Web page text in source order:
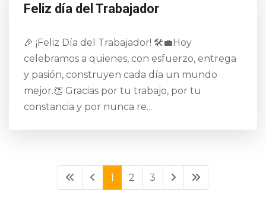
Feliz día del Trabajador
🎉 ¡Feliz Día del Trabajador! 🛠️💼Hoy
celebramos a quienes, con esfuerzo, entrega
y pasión, construyen cada día un mundo
mejor.👏 Gracias por tu trabajo, por tu
constancia y por nunca re...
1 2 3